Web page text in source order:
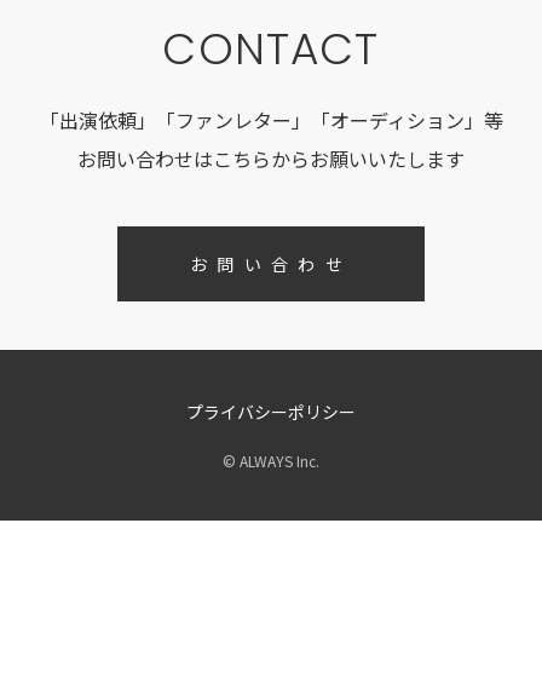
CONTACT
「出演依頼」「ファンレター」「オーディション」等
お問い合わせはこちらからお願いいたします
お問い合わせ
プライバシーポリシー
© ALWAYS Inc.